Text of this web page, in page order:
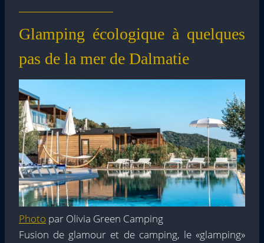
Glamping écologique à quelques
pas de la mer de Dalmatie
Photo par Olivia Green Camping
Fusion de glamour et de camping, le «glamping»